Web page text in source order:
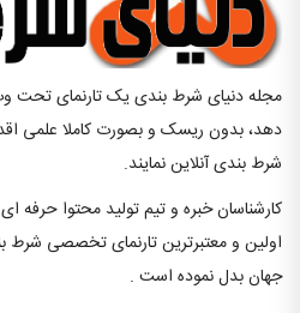
مجله دنیای شرط بندی یک تارنمای تحت
دهد، بدون ریسک و بصورت کاملا علمی
شرط بندی آنلاین نمایند.
کارشناسان خبره و تیم تولید محتوا حرفه
اولین و معتبرترین تارنمای تخصصی شرط
جهان بدل نموده است .